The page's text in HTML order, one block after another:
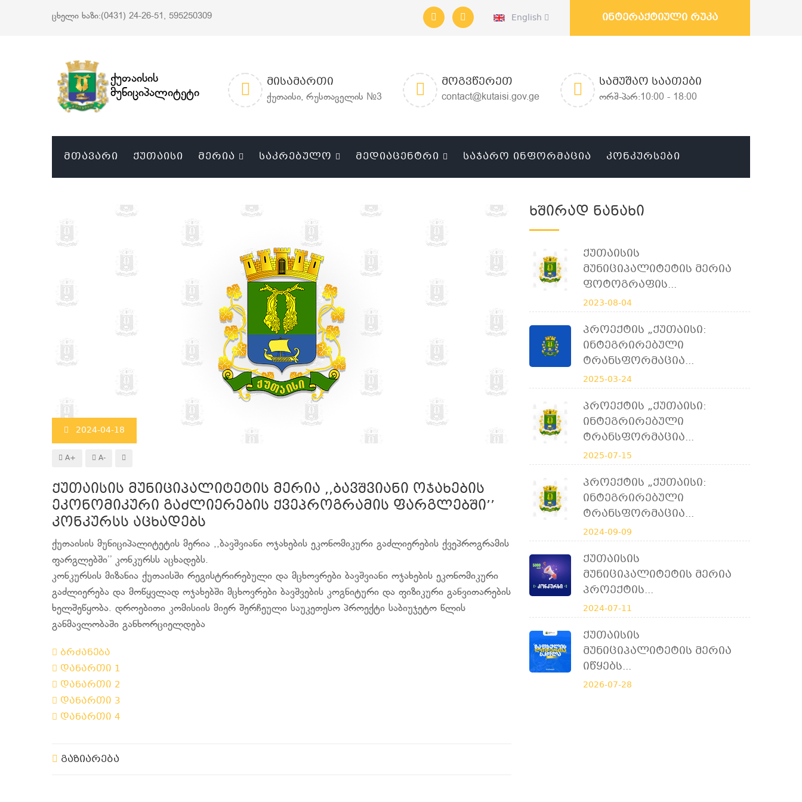
ცხელი ხაზი:(0431) 24-26-51, 595250309 English ინტერაქტიული რუკა
ქუთაისის
მუნიციპალიტეტი
ᲛᲘᲡᲐᲛᲐᲠᲗᲘ
ქუთაისი, რუსთაველის №3
ᲛᲝᲒᲕᲬᲔᲠᲔᲗ
contact@kutaisi.gov.ge
ᲡᲐᲛᲣᲨᲐᲝ ᲡᲐᲐᲗᲔᲑᲘ
ორშ-პარ:10:00 - 18:00
ᲛᲗᲐᲕᲐᲠᲘ ᲥᲣᲗᲐᲘᲡᲘ ᲛᲔᲠᲘᲐ ᲡᲐᲙᲠᲔᲑᲣᲚᲝ ᲛᲔᲓᲘᲐᲪᲔᲜᲢᲠᲘ ᲡᲐᲯᲐᲠᲝ ᲘᲜᲤᲝᲠᲛᲐᲪᲘᲐ ᲙᲝᲜᲙᲣᲠᲡᲔᲑᲘ
2024-04-18
A+ A-
ქუთაისის მუნიციპალიტეტის მერია ,,ბავშვიანი ოჯახების
ეკონომიკური გაძლიერების ქვეპროგრამის ფარგლებში’’
კონკურსს აცხადებს
ქუთაისის მუნიციპალიტეტის მერია ,,ბავშვიანი ოჯახების ეკონომიკური გაძლიერების ქვეპროგრამის
ფარგლებში’’ კონკურსს აცხადებს.
კონკურსის მიზანია ქუთაისში რეგისტრირებული და მცხოვრები ბავშვიანი ოჯახების ეკონომიკური
გაძლიერება და მოწყვლად ოჯახებში მცხოვრები ბავშვების კოგნიტური და ფიზიკური განვითარების
ხელშეწყობა. დროებითი კომისიის მიერ შერჩეული საუკეთესო პროექტი საბიუჯეტო წლის
განმავლობაში განხორციელდება
ბრძანება
დანართი 1
დანართი 2
დანართი 3
დანართი 4
გაზიარება
Ხშირად Ნანახი
Ქუთაისის
Მუნიციპალიტეტის Მერია
Ფოტოგრაფის...
2023-08-04
Პროექტის „ქუთაისი:
Ინტეგრირებული
Ტრანსფორმაცია...
2025-03-24
Პროექტის „ქუთაისი:
Ინტეგრირებული
Ტრანსფორმაცია...
2025-07-15
Პროექტის „ქუთაისი:
Ინტეგრირებული
Ტრანსფორმაცია...
2024-09-09
Ქუთაისის
Მუნიციპალიტეტის Მერია
Პროექტის...
2024-07-11
Ქუთაისის
Მუნიციპალიტეტის Მერია
Იწყებს...
2026-07-28